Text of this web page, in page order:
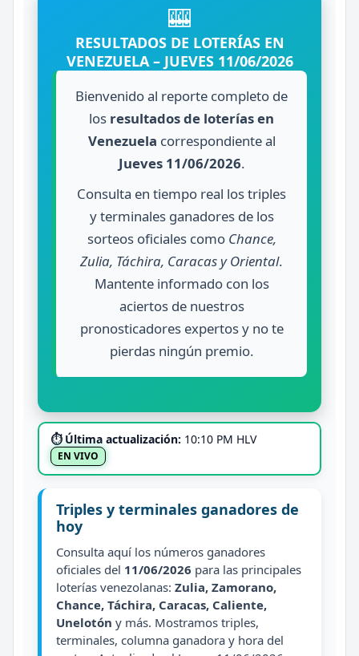
🎰
RESULTADOS DE LOTERÍAS EN
VENEZUELA – JUEVES 11/06/2026
Bienvenido al reporte completo de
los resultados de loterías en
Venezuela correspondiente al
Jueves 11/06/2026.
Consulta en tiempo real los triples
y terminales ganadores de los
sorteos oficiales como Chance,
Zulia, Táchira, Caracas y Oriental.
Mantente informado con los
aciertos de nuestros
pronosticadores expertos y no te
pierdas ningún premio.
⏱ Última actualización: 10:10 PM HLV
EN VIVO
Triples y terminales ganadores de
hoy
Consulta aquí los números ganadores
oficiales del 11/06/2026 para las principales
loterías venezolanas: Zulia, Zamorano,
Chance, Táchira, Caracas, Caliente,
Unelotón y más. Mostramos triples,
terminales, columna ganadora y hora del